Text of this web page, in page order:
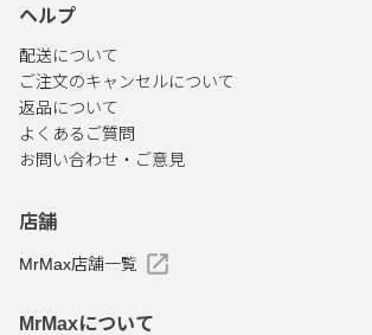
ヘルプ
配送について
ご注文のキャンセルについて
返品について
よくあるご質問
お問い合わせ・ご意見
店舗
MrMax店舗一覧
MrMaxについて